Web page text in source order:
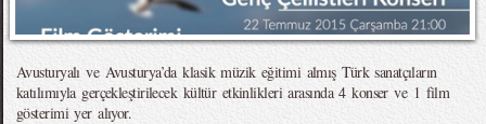
Avusturyalı ve Avusturya’da klasik müzik eğitimi almış Türk sanatçıların
katılımıyla gerçekleştirilecek kültür etkinlikleri arasında 4 konser ve 1 film
gösterimi yer alıyor.